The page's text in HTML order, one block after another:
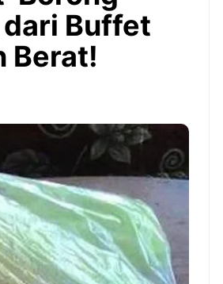
dari Buffet
Berat!
NEWS TNG– Siapa yang tidak
kenal dengan kelezatan masakan
Jepang? Kuliner dari negeri
sakura ini memang sudah
mendunia dan punya ...